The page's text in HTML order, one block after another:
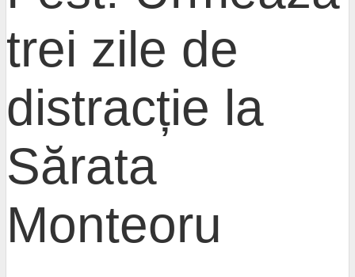
trei zile de
distracție la
Sărata
Monteoru